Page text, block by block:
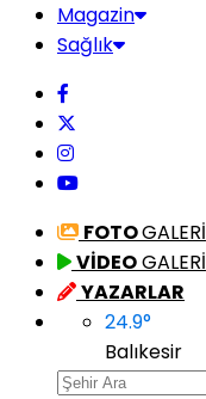
Magazin
Sağlık
FOTOGALERİ
VİDEOGALERİ
YAZARLAR
24.9°
Balıkesir